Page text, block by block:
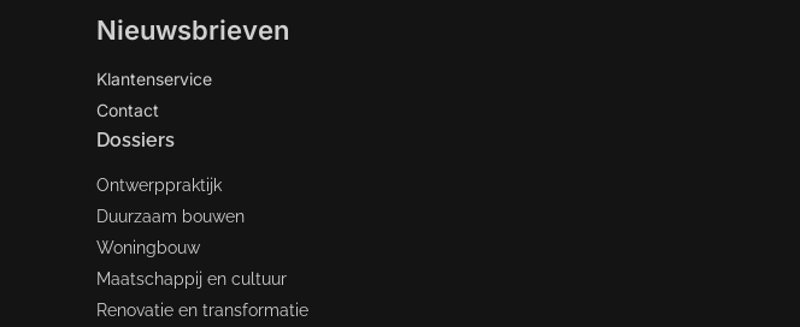
Nieuwsbrieven
Klantenservice
Contact
Dossiers
Ontwerppraktijk
Duurzaam bouwen
Woningbouw
Maatschappij en cultuur
Renovatie en transformatie